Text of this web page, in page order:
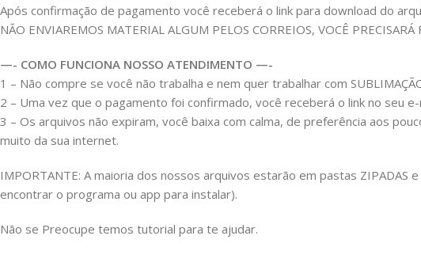
Após confirmação de pagamento você receberá o link para download do
NÃO ENVIAREMOS MATERIAL ALGUM PELOS CORREIOS, VOCÊ
—- COMO FUNCIONA NOSSO ATENDIMENTO —-
1 – Não compre se você não trabalha e nem quer trabalhar com
2 – Uma vez que o pagamento foi confirmado, você receberá o link no seu
3 – Os arquivos não expiram, você baixa com calma, de preferência aos
muito da sua internet.
IMPORTANTE: A maioria dos nossos arquivos estarão em pastas
encontrar o programa ou app para instalar).
Não se Preocupe temos tutorial para te ajudar.